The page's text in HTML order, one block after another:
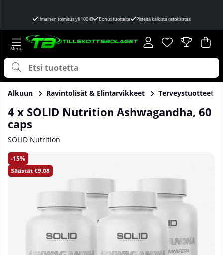
Ilmainen toimitus yli 100 €! Bonus tuotteita Pisteitä kaikista ostoksistasi
Toivelista
Lukumäärä
. .
Alkuun Ravintolisät & Elintarvikkeet Terveystuotteet
4 x SOLID Nutrition Ashwagandha, 60
caps
SOLID Nutrition
15
Säästät€9.08
Tuotekuvat 4 x SOLID Nutrition Ashwagandha, 60 caps